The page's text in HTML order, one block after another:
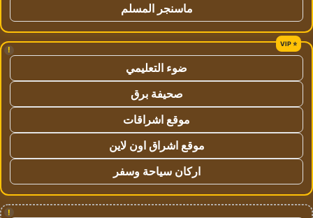
ماسنجر المسلم
!
ضوء التعليمي
صحيفة برق
موقع اشراقات
موقع اشراق اون لاين
اركان سياحة وسفر
!